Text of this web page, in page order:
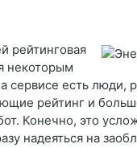
рейтинговая
некоторым
сервисе есть люди,
рейтинг и
Конечно, это
надеяться на